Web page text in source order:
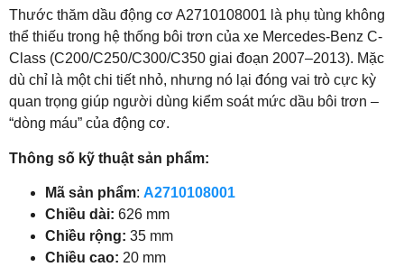
Thước thăm dầu động cơ A2710108001 là phụ tùng không
thể thiếu trong hệ thống bôi trơn của xe Mercedes-Benz C-
Class (C200/C250/C300/C350 giai đoạn 2007–2013). Mặc
dù chỉ là một chi tiết nhỏ, nhưng nó lại đóng vai trò cực kỳ
quan trọng giúp người dùng kiểm soát mức dầu bôi trơn –
“dòng máu” của động cơ.
Thông số kỹ thuật sản phẩm:
Mã sản phẩm: A2710108001
Chiều dài: 626 mm
Chiều rộng: 35 mm
Chiều cao: 20 mm